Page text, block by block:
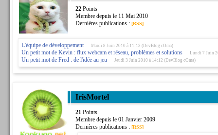
22Points
Membre depuis le 11 Mai 2010
Dernières publications : [RSS]
L'équipe de développement Mardi 8 Juin 2010 à 11:13 (DevBlog cOma)
Un petit mot de Kevin : flux webcam et réseau, problèmes et solutions Lundi 7 Juin
Un petit mot de Fred : de l'idée au jeu Jeudi 3 Juin 2010 à 14:12 (DevBlog cOma)
IrisMortel
21Points
Membre depuis le 01 Janvier 2009
Dernières publications : [RSS]